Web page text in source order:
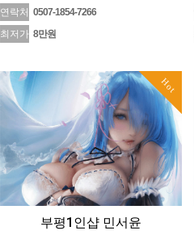
연락처 0507-1854-7266
최저가 8만원
Hot
부평1인샵 민서윤